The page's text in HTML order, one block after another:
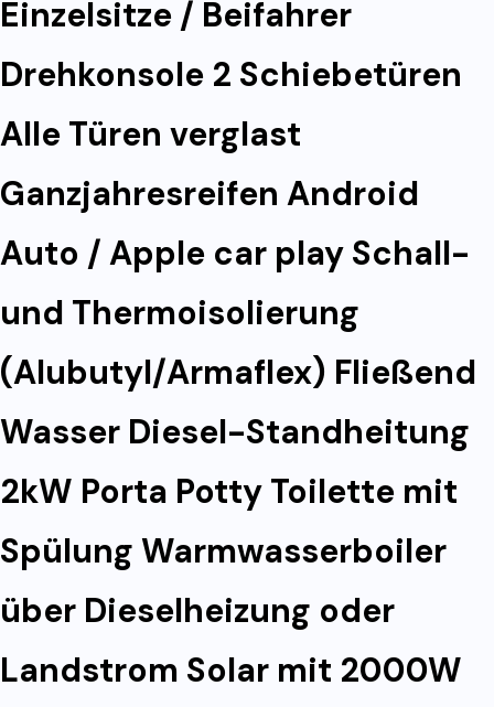
Einzelsitze / Beifahrer
Drehkonsole 2 Schiebetüren
Alle Türen verglast
Ganzjahresreifen Android
Auto / Apple car play Schall-
und Thermoisolierung
(Alubutyl/Armaflex) Fließend
Wasser Diesel-Standheitung
2kW Porta Potty Toilette mit
Spülung Warmwasserboiler
über Dieselheizung oder
Landstrom Solar mit 2000W